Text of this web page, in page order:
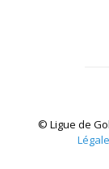
© Ligue de